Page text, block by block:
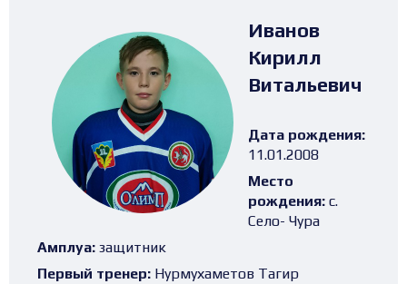
Иванов
Кирилл
Витальевич
Дата рождения:
11.01.2008
Место
рождения: с.
Село- Чура
Амплуа: защитник
Первый тренер: Нурмухаметов Тагир